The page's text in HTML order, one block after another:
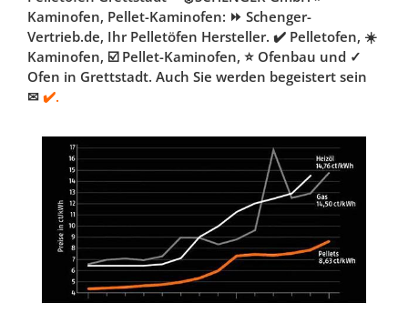
Kaminofen, Pellet-Kaminofen: ⏩ Schenger-
Vertrieb.de, Ihr Pelletöfen Hersteller. ✔️ Pelletofen, ☀️
Kaminofen, ☑️ Pellet-Kaminofen, ⭐ Ofenbau und ✓
Ofen in Grettstadt. Auch Sie werden begeistert sein
✉ ✔️.